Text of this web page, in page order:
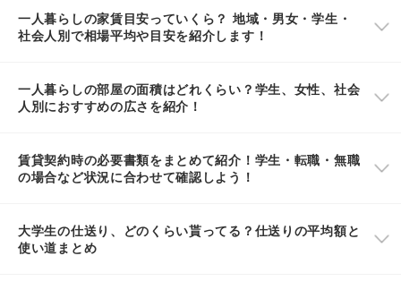
一人暮らしの家賃目安っていくら？ 地域・男女・学生・
社会人別で相場平均や目安を紹介します！
一人暮らしの部屋の面積はどれくらい？学生、女性、社会
人別におすすめの広さを紹介！
賃貸契約時の必要書類をまとめて紹介！学生・転職・無職
の場合など状況に合わせて確認しよう！
大学生の仕送り、どのくらい貰ってる？仕送りの平均額と
使い道まとめ